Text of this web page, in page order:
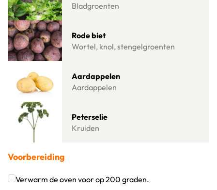
Bladgroenten
Rode biet
Wortel, knol, stengelgroenten
Lees meer over Rode biet
Aardappelen
Aardappelen
Peterselie
Kruiden
Lees meer over Peterselie
Voorbereiding
Verwarm de oven voor op 200 graden.